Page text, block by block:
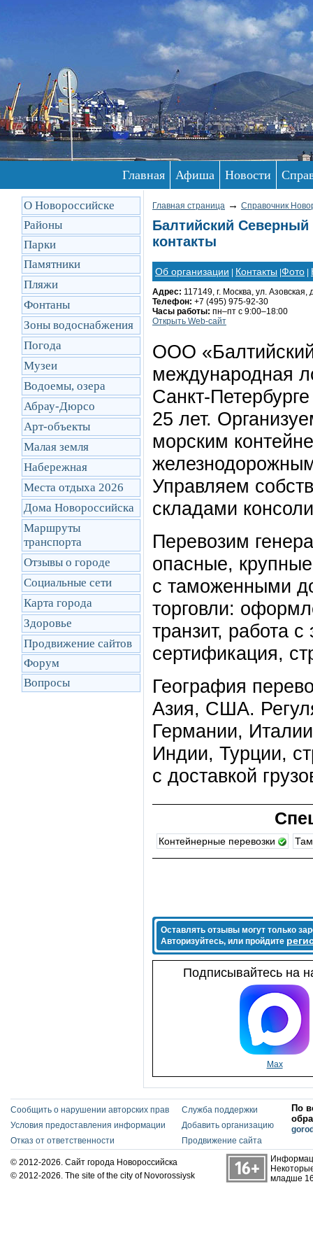
Главная Афиша Новости
О Новороссийске
Районы
Парки
Памятники
Пляжи
Фонтаны
Зоны водоснабжения
Погода
Музеи
Водоемы, озера
Абрау-Дюрсо
Арт-объекты
Малая земля
Набережная
Места отдыха 2026
Дома Новороссийска
Маршруты
транcпорта
Отзывы о городе
Социальные сети
Карта города
Здоровье
Продвижение сайтов
Форум
Вопросы
Главная страница → Справочник
Балтийский
контакты
Об организации Контакты Фото
Адрес: 117149, г. Москва, ул. Азовская,
Телефон: +7 (495) 975-92-30
Часы работы: пн–пт с 9:00–18:00
Открыть Web-сайт
ООО
международная
Санкт-
25 лет.
морским
Управляем
складами
Перевозим
опасные,
с таможенными
торговли:
транзит, работа
сертификация,
География
Азия, США.
Германии,
Индии, Турции,
с доставкой
Контейнерные перевозки
Оставлять отзывы могут только
Авторизуйтесь, или пройдите
Подписывайтесь на
Max
Сообщить о нарушении авторских прав
Условия предоставления информации
Отказ от ответственности
Служба поддержки
Добавить организацию
Продвижение сайта
По
© 2012-2026. Сайт города Новороссийска
© 2012-2026. The site of the city of Novorossiysk
младше